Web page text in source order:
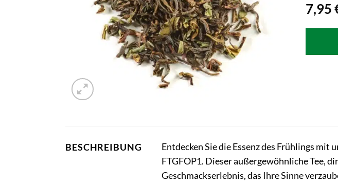
7,95
BESCHREIBUNG
Entdecken Sie die Essenz des Frühlings
FTGFOP1. Dieser außergewöhnliche Tee,
Geschmackserlebnis, das Ihre Sinne